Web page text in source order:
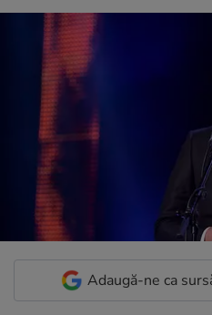
Adaugă-ne ca